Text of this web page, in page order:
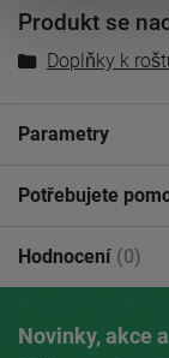
Produkt se
Doplňky k
Parametry
Potřebujete
Hodnocení (0)
Novinky, akce